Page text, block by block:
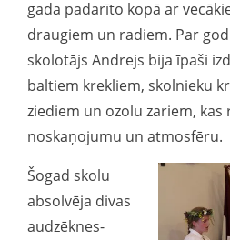
gada padarīto kopā ar
draugiem un radiem. Par
skolotājs Andrejs bija īpaši
baltiem krekliem, skolnieku
ziediem un ozolu zariem, kas
noskaņojumu un atmosfēru.
Šogad skolu
absolvēja divas
audzēknes-